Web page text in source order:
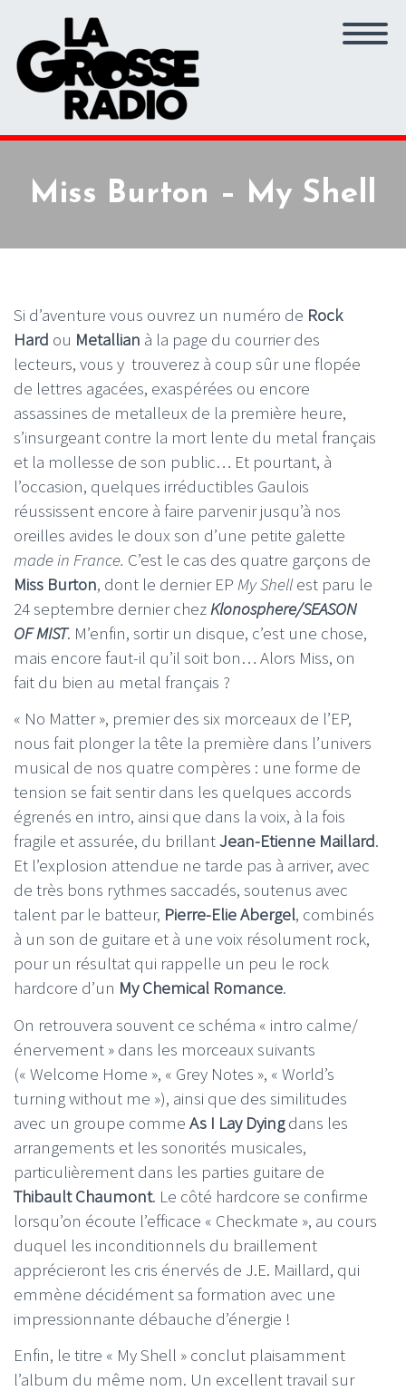
Miss Burton – My Shell
Si d’aventure vous ouvrez un numéro de Rock
Hard ou Metallian à la page du courrier des
lecteurs, vous y trouverez à coup sûr une flopée
de lettres agacées, exaspérées ou encore
assassines de metalleux de la première heure,
s’insurgeant contre la mort lente du metal français
et la mollesse de son public… Et pourtant, à
l’occasion, quelques irréductibles Gaulois
réussissent encore à faire parvenir jusqu’à nos
oreilles avides le doux son d’une petite galette
made in France. C’est le cas des quatre garçons de
Miss Burton, dont le dernier EP My Shellest paru le
24 septembre dernier chezKlonosphere/SEASON
OF MIST. M’enfin, sortir un disque, c’est une chose,
mais encore faut-il qu’il soit bon… Alors Miss, on
fait du bien au metal français ?
« No Matter », premier des six morceaux de l’EP,
nous fait plonger la tête la première dans l’univers
musical de nos quatre compères : une forme de
tension se fait sentir dans les quelques accords
égrenés en intro, ainsi que dans la voix, à la fois
fragile et assurée, du brillantJean-Etienne Maillard.
Et l’explosion attendue ne tarde pas à arriver, avec
de très bons rythmes saccadés, soutenus avec
talent par le batteur, Pierre-Elie Abergel, combinés
à un son de guitare et à une voix résolument rock,
pour un résultat qui rappelle un peu le rock
hardcore d’un My Chemical Romance.
On retrouvera souvent ce schéma « intro calme/
énervement » dans les morceaux suivants
(« Welcome Home », « Grey Notes », « World’s
turning without me »), ainsi que des similitudes
avec un groupe comme As I Lay Dyingdans les
arrangements et les sonorités musicales,
particulièrement dans les parties guitare de
Thibault Chaumont. Le côté hardcore se confirme
lorsqu’on écoute l’efficace « Checkmate », au cours
duquel les inconditionnels du braillement
apprécieront les cris énervés de J.E. Maillard, qui
emmène décidément sa formation avec une
impressionnante débauche d’énergie !
Enfin, le titre « My Shell » conclut plaisamment
l’album du même nom. Un excellent travail sur